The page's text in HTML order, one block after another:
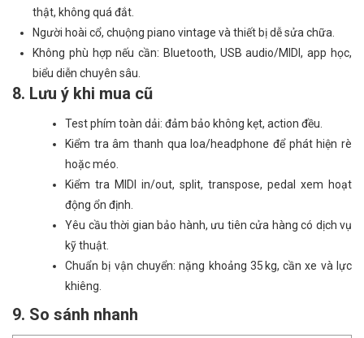
thật, không quá đắt.
Người hoài cổ, chuộng piano vintage và thiết bị dễ sửa chữa.
Không phù hợp nếu cần: Bluetooth, USB audio/MIDI, app học,
biểu diễn chuyên sâu.
8. Lưu ý khi mua cũ
Test phím toàn dải: đảm bảo không kẹt, action đều.
Kiểm tra âm thanh qua loa/headphone để phát hiện rè
hoặc méo.
Kiểm tra MIDI in/out, split, transpose, pedal xem hoạt
động ổn định.
Yêu cầu thời gian bảo hành, ưu tiên cửa hàng có dịch vụ
kỹ thuật.
Chuẩn bị vận chuyển: nặng khoảng 35 kg, cần xe và lực
khiêng.
9. So sánh nhanh